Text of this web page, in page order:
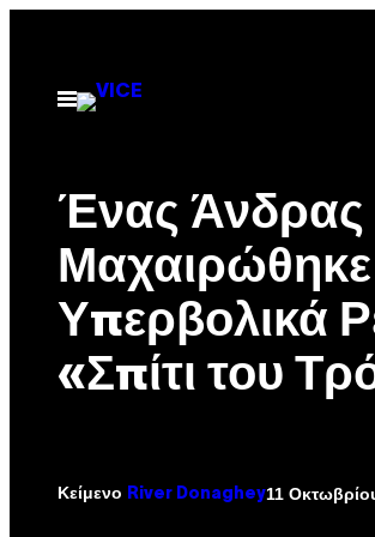
περιεχόμενο
Ανοίξτε
το
Ένας Άνδρας
Υπερβολικά
«Σπίτι του
Κείμενο River Donaghey11